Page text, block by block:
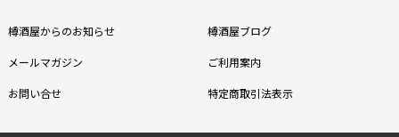
樽酒屋からのお知らせ 樽酒屋ブログ
メールマガジン ご利用案内
お問い合せ 特定商取引法表示